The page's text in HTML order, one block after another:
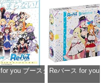
ロライブプロダクション ver.ホロ
you ブースターパック ホロライ
Reバース for you